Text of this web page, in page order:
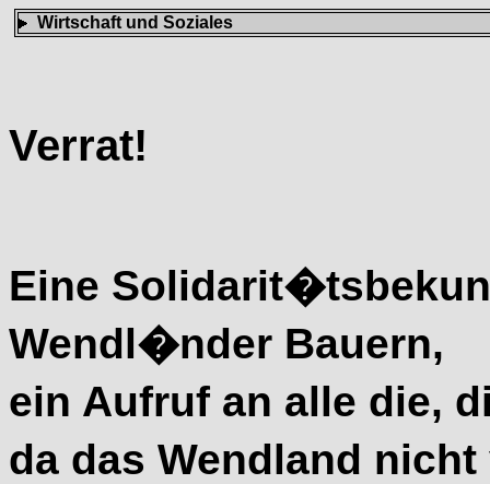
Wirtschaft und Soziales
Verrat!
Eine
Wendl�nder Bauern,
ein Aufruf an alle die,
da das Wendland